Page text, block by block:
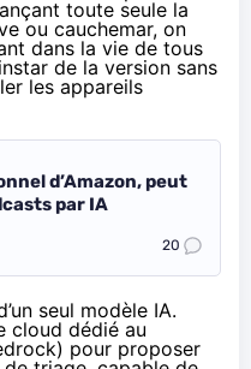
toute seule la
ou cauchemar, on
dans la vie de tous
de la version sans
les appareils
d’Amazon, peut
par IA
20
seul modèle IA.
cloud dédié au
pour proposer